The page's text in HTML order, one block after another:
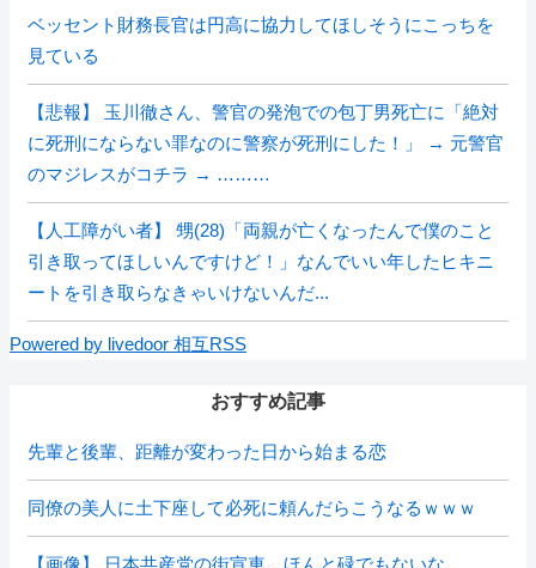
ベッセント財務長官は円高に協力してほしそうにこっちを
見ている
【悲報】 玉川徹さん、警官の発泡での包丁男死亡に「絶対
に死刑にならない罪なのに警察が死刑にした！」 → 元警官
のマジレスがコチラ → ………
【人工障がい者】 甥(28)「両親が亡くなったんで僕のこと
引き取ってほしいんですけど！」なんでいい年したヒキニ
ートを引き取らなきゃいけないんだ...
Powered by livedoor 相互RSS
おすすめ記事
先輩と後輩、距離が変わった日から始まる恋
同僚の美人に土下座して必死に頼んだらこうなるｗｗｗ
【画像】 日本共産党の街宣車、ほんと碌でもないな